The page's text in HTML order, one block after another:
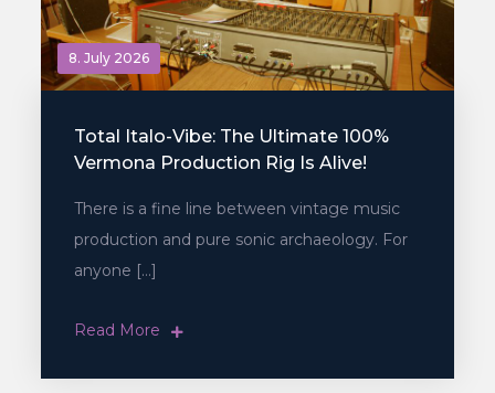
8. July 2026
Total Italo-Vibe: The Ultimate 100%
Vermona Production Rig Is Alive!
There is a fine line between vintage music
production and pure sonic archaeology. For
anyone […]
Read More